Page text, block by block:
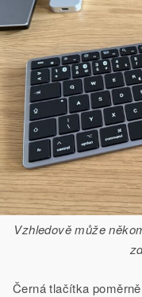
Vzhledově může
Černá tlačítka